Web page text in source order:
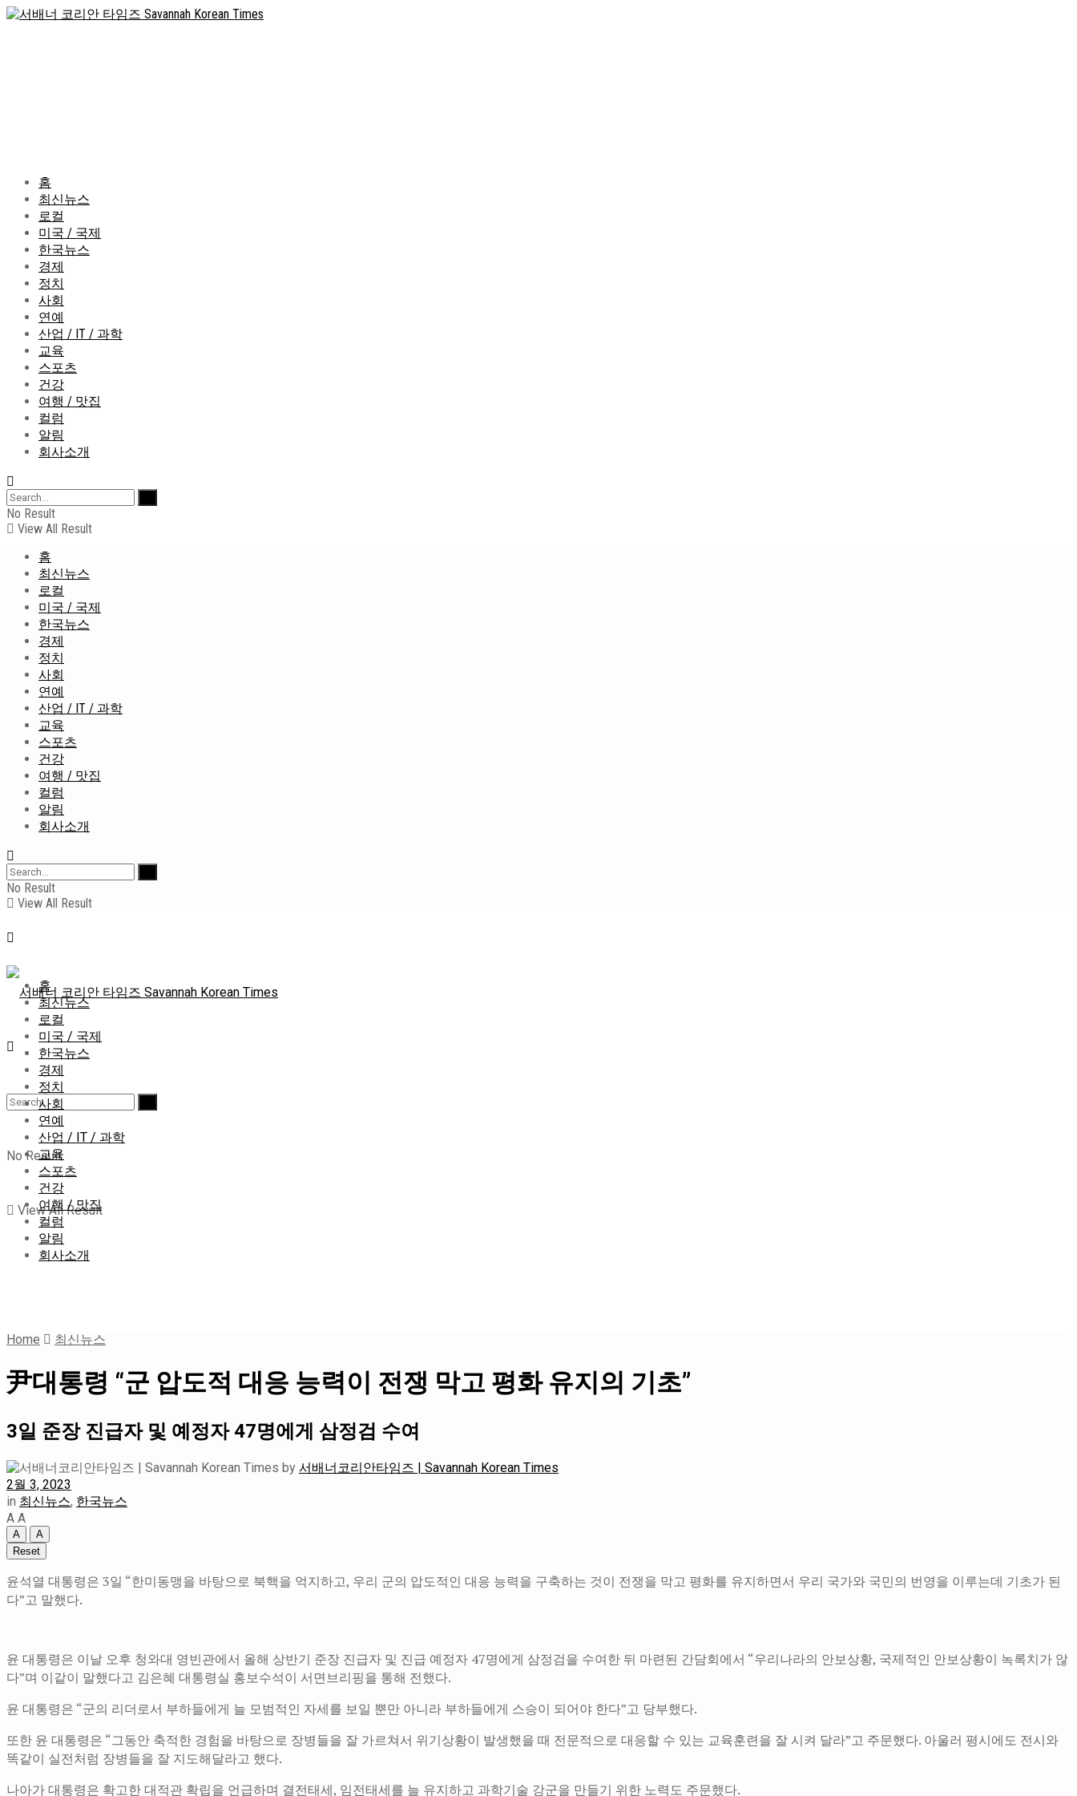
홈
최신뉴스
로컬
미국 / 국제
한국뉴스
경제
정치
사회
연예
산업 / IT / 과학
교육
스포츠
건강
여행 / 맛집
컬럼
알림
회사소개
No Result
View All Result
홈
최신뉴스
로컬
미국 / 국제
한국뉴스
경제
정치
사회
연예
산업 / IT / 과학
교육
스포츠
건강
여행 / 맛집
컬럼
알림
회사소개
No Result
View All Result
No Result
View All Result
홈
최신뉴스
로컬
미국 / 국제
한국뉴스
경제
정치
사회
연예
산업 / IT / 과학
교육
스포츠
건강
여행 / 맛집
컬럼
알림
회사소개
Home 최신뉴스
尹대통령 “군 압도적 대응 능력이 전쟁 막고 평화 유지의 기초”
3일 준장 진급자 및 예정자 47명에게 삼정검 수여
by 서배너코리안타임즈 | Savannah Korean Times
2월 3, 2023
in 최신뉴스, 한국뉴스
A A
A
A
Reset
윤석열 대통령은 3일 “한미동맹을 바탕으로 북핵을 억지하고, 우리 군의 압도적인 대응 능력을 구축하는 것이 전쟁을 막고 평화를 유지하면서 우리 국가와 국민의 번영을 이루는데 기초가 된
다”고 말했다.
윤 대통령은 이날 오후 청와대 영빈관에서 올해 상반기 준장 진급자 및 진급 예정자 47명에게 삼정검을 수여한 뒤 마련된 간담회에서 “우리나라의 안보상황, 국제적인 안보상황이 녹록치가 않
다”며 이같이 말했다고 김은혜 대통령실 홍보수석이 서면브리핑을 통해 전했다.
윤 대통령은 “군의 리더로서 부하들에게 늘 모범적인 자세를 보일 뿐만 아니라 부하들에게 스승이 되어야 한다”고 당부했다.
또한 윤 대통령은 “그동안 축적한 경험을 바탕으로 장병들을 잘 가르쳐서 위기상황이 발생했을 때 전문적으로 대응할 수 있는 교육훈련을 잘 시켜 달라”고 주문했다. 아울러 평시에도 전시와
똑같이 실전처럼 장병들을 잘 지도해달라고 했다.
나아가 대통령은 확고한 대적관 확립을 언급하며 결전태세, 임전태세를 늘 유지하고 과학기술 강군을 만들기 위한 노력도 주문했다.